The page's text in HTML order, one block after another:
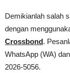
Demikianlah salah
dengan
Crossbond.
WhatsApp (WA)
2026-5056.